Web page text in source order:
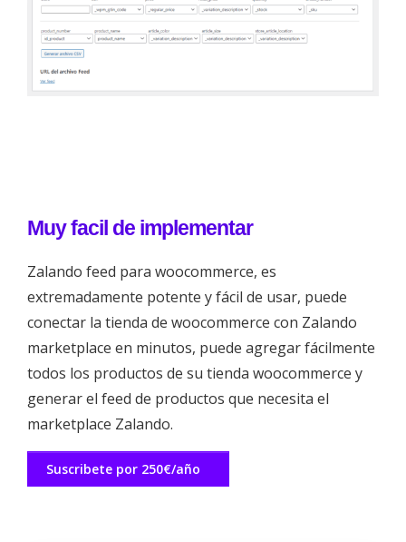
Muy facil de implementar
Zalando feed para woocommerce, es
extremadamente potente y fácil de usar, puede
conectar la tienda de woocommerce con Zalando
marketplace en minutos, puede agregar fácilmente
todos los productos de su tienda woocommerce y
generar el feed de productos que necesita el
marketplace Zalando.
Suscribete por 250€/año